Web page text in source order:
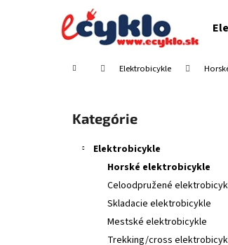
Domov Elektrobicykle
Preskočiť
kategórie
Kategórie
Elektrobicykle
Horské elektrobicykle
Celoodpružené
Skladacie elektrobicykle
Mestské elektrobicykle
Trekking/cross
Späť
Späť